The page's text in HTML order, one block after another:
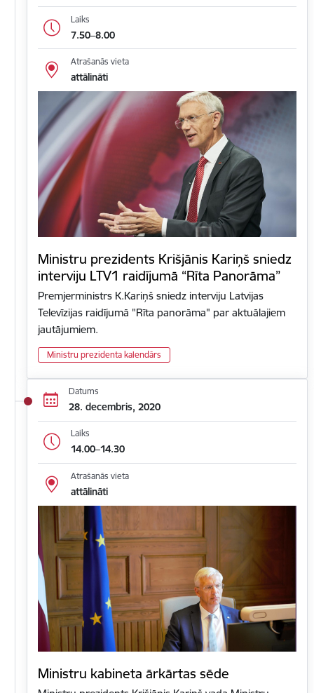
Laiks
7.50–8.00
Atrašanās vieta
attālināti
Ministru prezidents Krišjānis Kariņš sniedz
interviju LTV1 raidījumā “Rīta Panorāma”
Premjerministrs K.Kariņš sniedz interviju Latvijas
Televīzijas raidījumā "Rīta panorāma" par aktuālajiem
jautājumiem.
Ministru prezidenta kalendārs
Datums
28. decembris, 2020
Laiks
14.00–14.30
Atrašanās vieta
attālināti
Ministru kabineta ārkārtas sēde